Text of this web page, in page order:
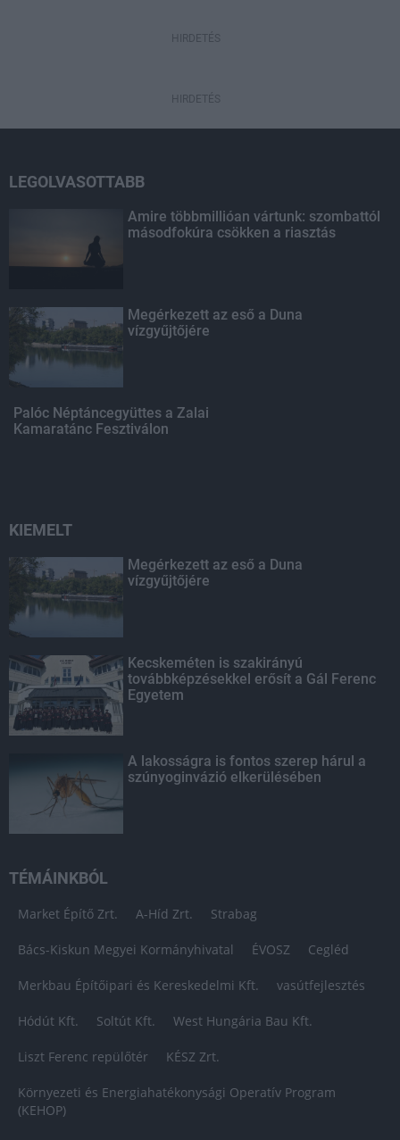
HIRDETÉS
HIRDETÉS
LEGOLVASOTTABB
Amire többmillióan vártunk: szombattól
másodfokúra csökken a riasztás
Megérkezett az eső a Duna
vízgyűjtőjére
Palóc Néptáncegyüttes a Zalai
Kamaratánc Fesztiválon
KIEMELT
Megérkezett az eső a Duna
vízgyűjtőjére
Kecskeméten is szakirányú
továbbképzésekkel erősít a Gál Ferenc
Egyetem
A lakosságra is fontos szerep hárul a
szúnyoginvázió elkerülésében
TÉMÁINKBÓL
Market Építő Zrt. A-Híd Zrt. Strabag
Bács-Kiskun Megyei Kormányhivatal ÉVOSZ Cegléd
Merkbau Építőipari és Kereskedelmi Kft. vasútfejlesztés
Hódút Kft. Soltút Kft. West Hungária Bau Kft.
Liszt Ferenc repülőtér KÉSZ Zrt.
Környezeti és Energiahatékonysági Operatív Program
(KEHOP)